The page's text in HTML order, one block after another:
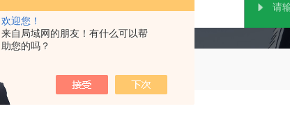
欢迎您！
来自局域网的朋友！有什么可以帮
助您的吗？